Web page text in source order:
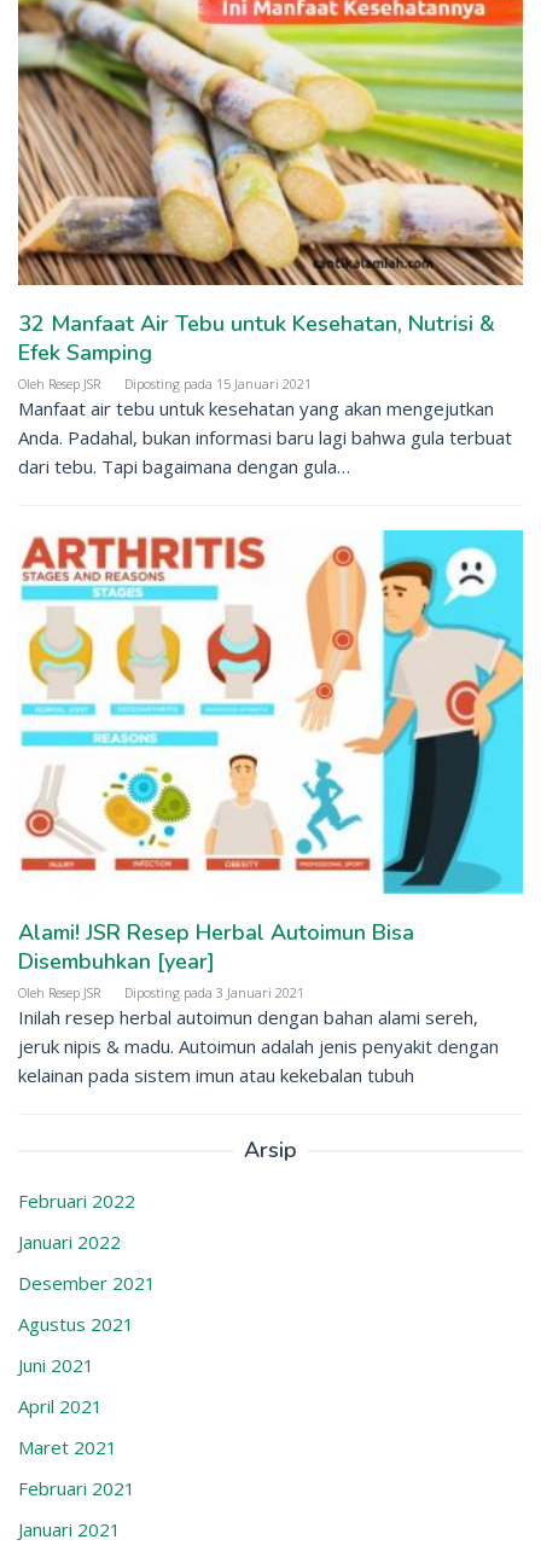
32 Manfaat Air Tebu untuk Kesehatan, Nutrisi &
Efek Samping
Oleh Resep JSR Diposting pada 15 Januari 2021
Manfaat air tebu untuk kesehatan yang akan mengejutkan
Anda. Padahal, bukan informasi baru lagi bahwa gula terbuat
dari tebu. Tapi bagaimana dengan gula…
Alami! JSR Resep Herbal Autoimun Bisa
Disembuhkan [year]
Oleh Resep JSR Diposting pada 3 Januari 2021
Inilah resep herbal autoimun dengan bahan alami sereh,
jeruk nipis & madu. Autoimun adalah jenis penyakit dengan
kelainan pada sistem imun atau kekebalan tubuh
Arsip
Februari 2022
Januari 2022
Desember 2021
Agustus 2021
Juni 2021
April 2021
Maret 2021
Februari 2021
Januari 2021